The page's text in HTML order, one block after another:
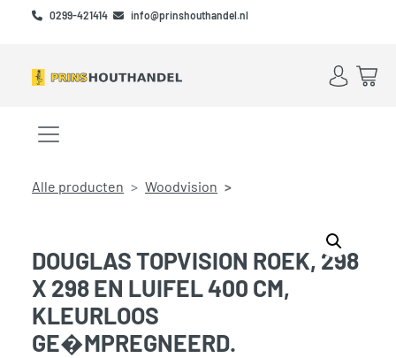
Skip to main content
Skip to footer
0299-421414 info@prinshouthandel.nl
Account
Menu openen/sluiten
Alle producten Woodvision
DOUGLAS TOPVISION ROEK, 298
X 298 EN LUIFEL 400 CM,
KLEURLOOS
GE�MPREGNEERD.